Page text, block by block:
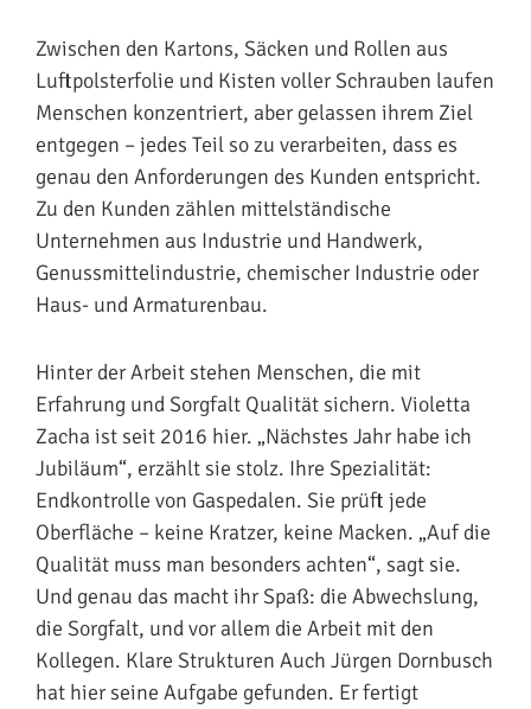
Zwischen den Kartons, Säcken und Rollen aus
Luftpolsterfolie und Kisten voller Schrauben laufen
Menschen konzentriert, aber gelassen ihrem Ziel
entgegen – jedes Teil so zu verarbeiten, dass es
genau den Anforderungen des Kunden entspricht.
Zu den Kunden zählen mittelständische
Unternehmen aus Industrie und Handwerk,
Genussmittelindustrie, chemischer Industrie oder
Haus- und Armaturenbau.
Hinter der Arbeit stehen Menschen, die mit
Erfahrung und Sorgfalt Qualität sichern. Violetta
Zacha ist seit 2016 hier. „Nächstes Jahr habe ich
Jubiläum“, erzählt sie stolz. Ihre Spezialität:
Endkontrolle von Gaspedalen. Sie prüft jede
Oberfläche – keine Kratzer, keine Macken. „Auf die
Qualität muss man besonders achten“, sagt sie.
Und genau das macht ihr Spaß: die Abwechslung,
die Sorgfalt, und vor allem die Arbeit mit den
Kollegen. Klare Strukturen Auch Jürgen Dornbusch
hat hier seine Aufgabe gefunden. Er fertigt